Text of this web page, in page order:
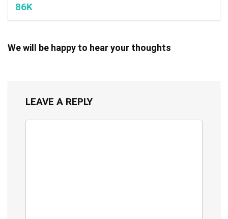
86K
We will be happy to hear your thoughts
LEAVE A REPLY